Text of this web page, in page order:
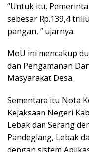
“Untuk itu,
sebesar Rp.139,4
pangan, ” ujarnya.
MoU ini mencakup
dan Pengamanan
Masyarakat Desa.
Sementara itu Nota
Kejaksaan Negeri
Lebak dan Serang
Pandeglang, Lebak
dengan sistem